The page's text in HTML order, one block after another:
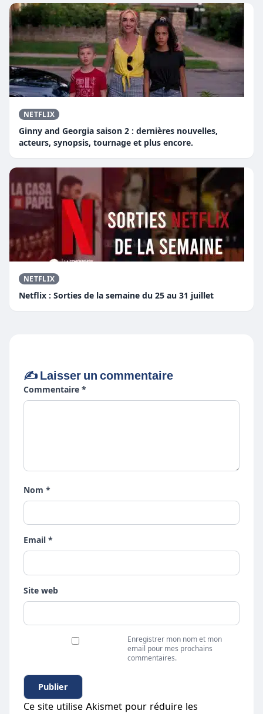
NETFLIX
Ginny and Georgia saison 2 : dernières nouvelles,
acteurs, synopsis, tournage et plus encore.
NETFLIX
Netflix : Sorties de la semaine du 25 au 31 juillet
✍️ Laisser un commentaire
Commentaire *
Nom *
Email *
Site web
Enregistrer mon nom et mon
email pour mes prochains
commentaires.
Ce site utilise Akismet pour réduire les